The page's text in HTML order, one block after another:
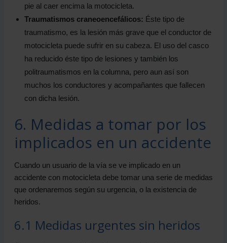
pie al caer encima la motocicleta.
Traumatismos craneoencefálicos: Éste tipo de
traumatismo, es la lesión más grave que el conductor de
motocicleta puede sufrir en su cabeza. El uso del casco
ha reducido éste tipo de lesiones y también los
politraumatismos en la columna, pero aun así son
muchos los conductores y acompañantes que fallecen
con dicha lesión.
6. Medidas a tomar por los
implicados en un accidente
Cuando un usuario de la vía se ve implicado en un
accidente con motocicleta debe tomar una serie de medidas
que ordenaremos según su urgencia, o la existencia de
heridos.
6.1 Medidas urgentes sin heridos